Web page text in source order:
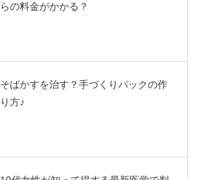
らの料金がかかる？
そばかすを治す？手づくりパックの作
り方♪